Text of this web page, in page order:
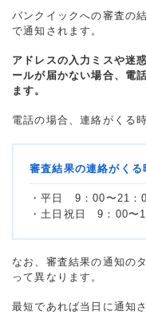
バンクイックへの審査の
で通知されます。
アドレスの入力ミスや迷
ールが届かない場合、電
ます。
電話の場合、連絡がくる
審査結果の連絡がくる
・平日 9：00〜21：
・土日祝日 9：00〜
なお、審査結果の通知の
って異なります。
最短であれば当日に通知